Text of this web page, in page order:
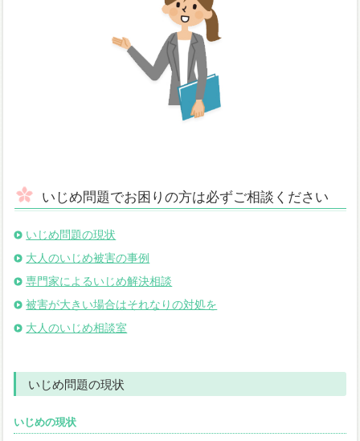
いじめ問題でお困りの方は必ずご相談ください
いじめ問題の現状
大人のいじめ被害の事例
専門家によるいじめ解決相談
被害が大きい場合はそれなりの対処を
大人のいじめ相談室
いじめ問題の現状
いじめの現状